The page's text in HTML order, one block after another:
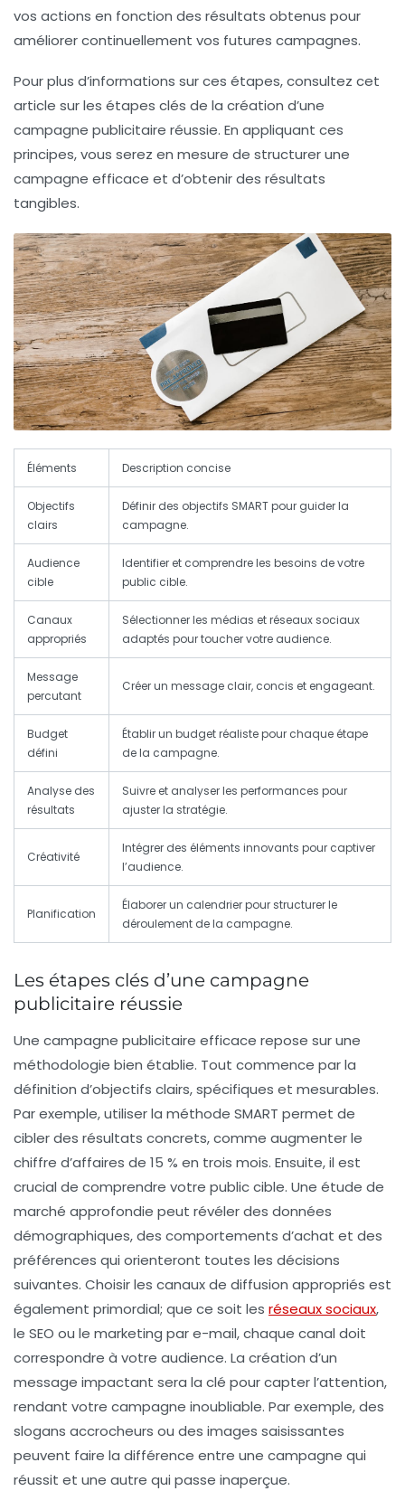
vos actions en fonction des résultats obtenus pour
améliorer continuellement vos futures campagnes.
Pour plus d’informations sur ces étapes, consultez cet
article sur les étapes clés de la création d’une
campagne publicitaire réussie. En appliquant ces
principes, vous serez en mesure de structurer une
campagne efficace et d’obtenir des résultats
tangibles.
Éléments Description concise
Objectifs
clairs
Définir des objectifs SMARTpour guider la
campagne.
Audience
cible
Identifier et comprendre les besoins de votre
public cible.
Canaux
appropriés
Sélectionner les médias etréseaux sociaux
adaptés pour toucher votre audience.
Message
percutant
Créer un message clair, concis et engageant.
Budget
défini
Établir un budgetréaliste pour chaque étape
de la campagne.
Analyse des
résultats
Suivre et analyser les performances pour
ajuster la stratégie.
Créativité
Intégrer des éléments innovants pour captiver
l’audience.
Planification
Élaborer un calendrierpour structurer le
déroulement de la campagne.
Les étapes clés d’une campagne
publicitaire réussie
Une campagne publicitaire efficace repose sur une
méthodologie bien établie. Tout commence par la
définition d’objectifs clairs, spécifiques et mesurables.
Par exemple, utiliser la méthode SMART permet de
cibler des résultats concrets, comme augmenter le
chiffre d’affaires de 15 % en trois mois. Ensuite, il est
crucial de comprendre votre public cible. Une étude de
marché approfondie peut révéler des données
démographiques, des comportements d’achat et des
préférences qui orienteront toutes les décisions
suivantes. Choisir les canaux de diffusion appropriés est
également primordial; que ce soit les réseaux sociaux,
le SEO ou le marketing par e-mail, chaque canal doit
correspondre à votre audience. La création d’un
message impactant sera la clé pour capter l’attention,
rendant votre campagne inoubliable. Par exemple, des
slogans accrocheurs ou des images saisissantes
peuvent faire la différence entre une campagne qui
réussit et une autre qui passe inaperçue.